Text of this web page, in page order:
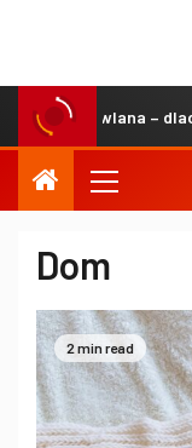
– dlaczego
Dom
2 min read